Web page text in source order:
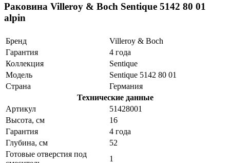
Раковина Villeroy & Boch Sentique 5142 80 01
alpin
Бренд
Villeroy & Boch
Гарантия
4 года
Коллекция
Sentique
Модель
Sentique 5142 80 01
Страна
Германия
Технические данные
Артикул
51428001
Высота, см
16
Гарантия
4 года
Глубина, см
52
Готовые отверстия под
1